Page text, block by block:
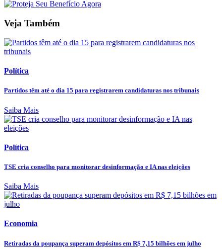
Veja Também
Política
Partidos têm até o dia 15 para registrarem candidaturas nos tribunais
Saiba Mais
Política
TSE cria conselho para monitorar desinformação e IA nas eleições
Saiba Mais
Economia
Retiradas da poupança superam depósitos em R$ 7,15 bilhões em julho